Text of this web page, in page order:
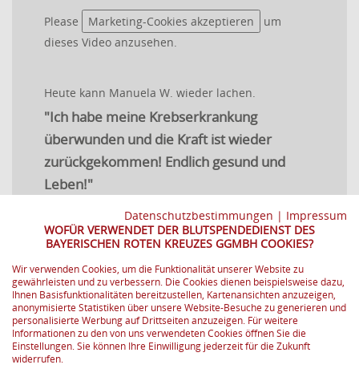
Please Marketing-Cookies akzeptieren
um
dieses Video anzusehen.
Heute kann Manuela W. wieder lachen.
"Ich habe meine Krebserkrankung
überwunden und die Kraft ist wieder
zurückgekommen! Endlich gesund und
Leben!"
Vielen herzlichen Dank, Ihre Thrombozyten stärken kranke und
geschwächte Menschen!
Datenschutzbestimmungen | Impressum
WOFÜR VERWENDET DER BLUTSPENDEDIENST DES
BAYERISCHEN ROTEN KREUZES GGMBH COOKIES?
Wir verwenden Cookies, um die Funktionalität unserer Website zu
gewährleisten und zu verbessern. Die Cookies dienen beispielsweise dazu,
Ihnen Basisfunktionalitäten bereitzustellen, Kartenansichten anzuzeigen,
anonymisierte Statistiken über unsere Website-Besuche zu generieren und
personalisierte Werbung auf Drittseiten anzuzeigen. Für weitere
Informationen zu den von uns verwendeten Cookies öffnen Sie die
Einstellungen. Sie können Ihre Einwilligung jederzeit für die Zukunft
widerrufen.